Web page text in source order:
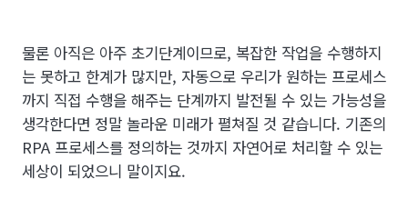
물론 아직은 아주 초기단계이므로, 복잡한 작업을 수행하지
는 못하고 한계가 많지만, 자동으로 우리가 원하는 프로세스
까지 직접 수행을 해주는 단계까지 발전될 수 있는 가능성을
생각한다면 정말 놀라운 미래가 펼쳐질 것 같습니다. 기존의
RPA 프로세스를 정의하는 것까지 자연어로 처리할 수 있는
세상이 되었으니 말이지요.